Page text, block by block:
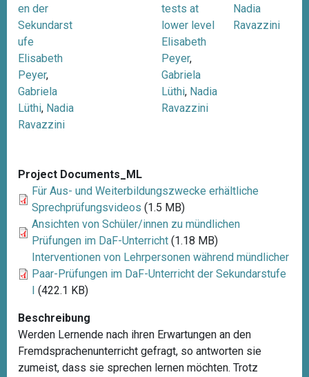
en der
Sekundarst
ufe
Elisabeth
Peyer,
Gabriela
Lüthi, Nadia
Ravazzini
tests at
lower level
Elisabeth
Peyer,
Gabriela
Lüthi, Nadia
Ravazzini
Nadia
Ravazzini
Project Documents_ML
Für Aus- und Weiterbildungszwecke erhältliche
Sprechprüfungsvideos (1.5 MB)
Ansichten von Schüler/innen zu mündlichen
Prüfungen im DaF-Unterricht (1.18 MB)
Interventionen von Lehrpersonen während mündlicher
Paar-Prüfungen im DaF-Unterricht der Sekundarstufe
(422.1 KB)
Beschreibung
Werden Lernende nach ihren Erwartungen an den
Fremdsprachenunterricht gefragt, so antworten sie
zumeist, dass sie sprechen lernen möchten. Trotz